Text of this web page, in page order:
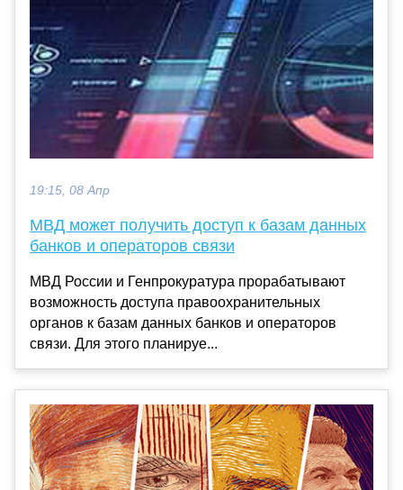
19:15, 08 Апр
МВД может получить доступ к базам данных
банков и операторов связи
МВД России и Генпрокуратура прорабатывают
возможность доступа правоохранительных
органов к базам данных банков и операторов
связи. Для этого планируе...